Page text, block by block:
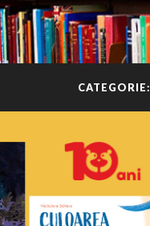
CATEGORIE: